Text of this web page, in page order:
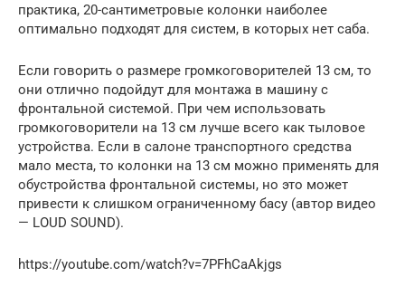
практика, 20-сантиметровые колонки наиболее
оптимально подходят для систем, в которых нет саба.
Если говорить о размере громкоговорителей 13 см, то
они отлично подойдут для монтажа в машину с
фронтальной системой. При чем использовать
громкоговорители на 13 см лучше всего как тыловое
устройства. Если в салоне транспортного средства
мало места, то колонки на 13 см можно применять для
обустройства фронтальной системы, но это может
привести к слишком ограниченному басу (автор видео
— LOUD SOUND).
https://youtube.com/watch?v=7PFhCaAkjgs